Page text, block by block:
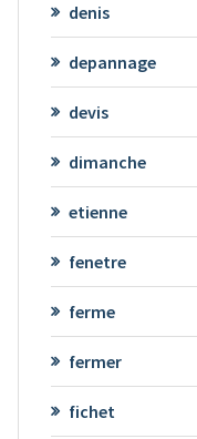
denis
depannage
devis
dimanche
etienne
fenetre
ferme
fermer
fichet